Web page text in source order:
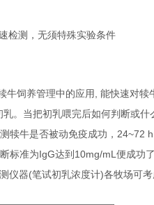
检测，无须特殊实验条件
牛饲养管理中的应用 能快速对犊
。当把初乳喂完后如何判断或
犊牛是否被动免疫成功， 24~72
标准为IgG达到 10mg/mL 便成功
仪器(笔试初乳浓度计)各牧场可